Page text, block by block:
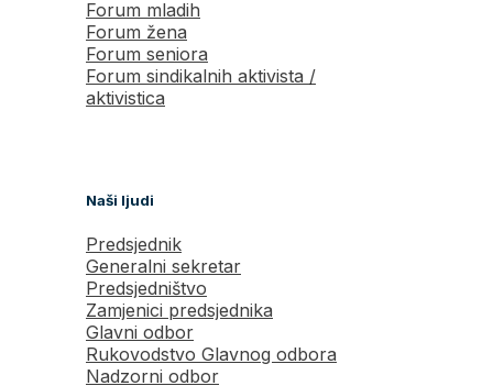
Forum mladih
Forum žena
Forum seniora
Forum sindikalnih aktivista /
aktivistica
Naši ljudi
Predsjednik
Generalni sekretar
Predsjedništvo
Zamjenici predsjednika
Glavni odbor
Rukovodstvo Glavnog odbora
Nadzorni odbor